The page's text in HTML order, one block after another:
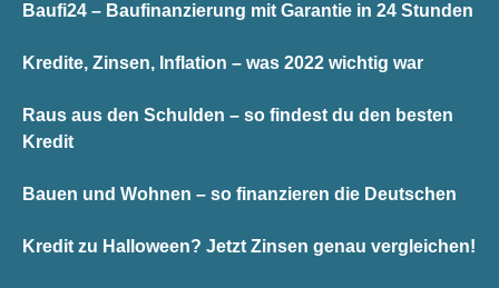
Baufi24 – Baufinanzierung mit Garantie in 24 Stunden
Kredite, Zinsen, Inflation – was 2022 wichtig war
Raus aus den Schulden – so findest du den besten
Kredit
Bauen und Wohnen – so finanzieren die Deutschen
Kredit zu Halloween? Jetzt Zinsen genau vergleichen!